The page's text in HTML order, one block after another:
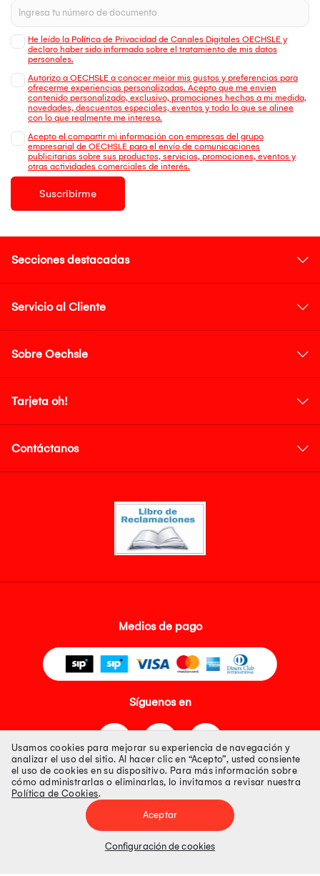
He leído la Política de Privacidad de Canales Digitales OECHSLE y
declaro haber sido informado sobre el tratamiento de mis datos
personales.
Autorizo a OECHSLE a conocer mejor mis gustos y preferencias para
ofrecerme experiencias personalizadas. Acepto que me envien
contenido personalizado, exclusivo, promociones hechas a mi medida,
novedades, descuentos especiales, eventos y todo lo que se alinee
con lo que realmente me interesa.
Acepto el compartir mi información con empresas del grupo
empresarial de OECHSLE para el envío de comunicaciones
publicitarias sobre sus productos, servicios, promociones, eventos y
otras actividades comerciales de interés.
Suscribirme
Secciones destacadas
Servicio al Cliente
Sobre Oechsle
Tarjeta oh!
Contáctanos
Medios de pago
Síguenos en
Tienda 100% Segura
Tiendas Peruanas S.A. R.U.C. Nº 20493020618. Todos los derechos
Precios disponibles solo en www.oechsle.pe. Precios online publicados
Usamos cookies para mejorar su experiencia de navegación y
analizar el uso del sitio. Al hacer clic en “Acepto”, usted consiente
el uso de cookies en su dispositivo. Para más información sobre
cómo administrarlas o eliminarlas, lo invitamos a revisar nuestra
Política de Cookies.
Aceptar
Configuración de cookies